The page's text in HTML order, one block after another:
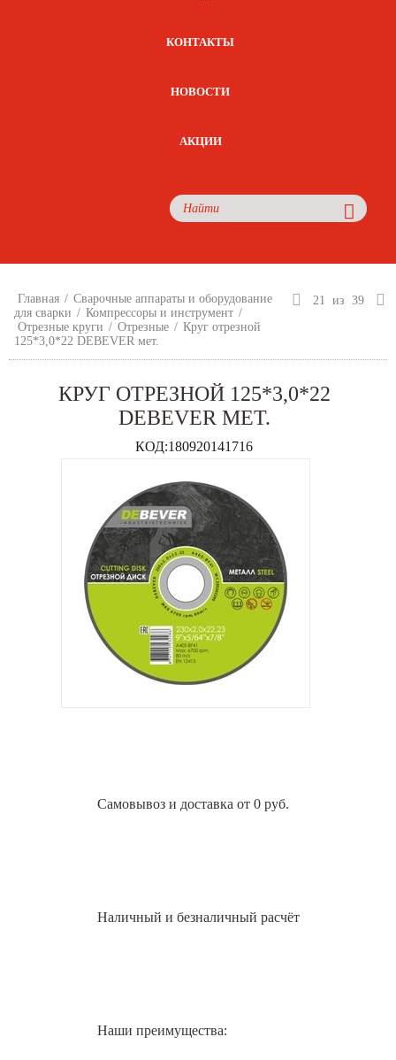
КОНТАКТЫ
НОВОСТИ
АКЦИИ
Главная / Сварочные аппараты и оборудование
для сварки / Компрессоры и инструмент /
Отрезные круги / Отрезные / Круг отрезной
125*3,0*22 DEBEVER мет.
21 из 39
КРУГ ОТРЕЗНОЙ 125*3,0*22
DEBEVER МЕТ.
КОД:180920141716
Самовывоз и доставка от 0 руб.
Наличный и безналичный расчёт
Наши преимущества: